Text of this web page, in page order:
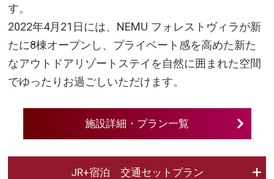
す。
2022年4月21日には、NEMU フォレストヴィラが新
たに8棟オープンし、プライベート感を高めた新た
なアウトドアリゾートステイを自然に囲まれた空間
でゆったりお過ごしいただけます。
施設詳細・プラン一覧
JR+宿泊 交通セットプラン